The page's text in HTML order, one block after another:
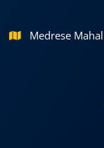
Medrese